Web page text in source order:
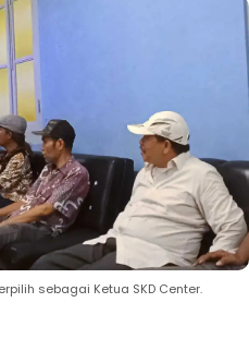
sebagai Ketua SKD Center.